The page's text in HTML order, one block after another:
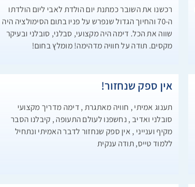
רכשנו את השובר כמתנת יום הולדת לאבי ליום הולדתו
ה-70 והחיוך הגדול שנפרש על פניו בתום הסימולציה היה
שווה את הכל. דימה היה מקצועי, סבלני, סובלני ובעיקר
מקסים. תודה על חוויה מדהימה! מומלץ בחום!
אין ספק שנחזור!
תענוג אמיתי , חוויה מאתגרת , דימה מדריך מקצועי
סובלני ואדיב , נחשפנו לעולם התעופה , קיבלנו הסבר
מקיף וענייני , אין ספק שנחזור לדבר האמיתי ונתחיל
ללמוד טייס, תודה ענקית